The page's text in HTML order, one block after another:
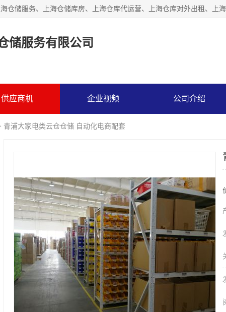
储服务有限公司
供应商机 企业视频 公司介绍
青浦大家电类云仓仓储 自动化电商配套